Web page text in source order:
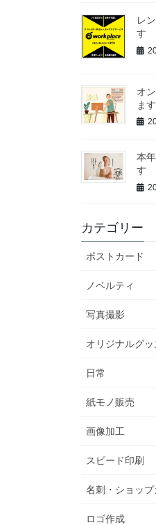
レ
す
オ
ます
本
す
カテゴリー
ポストカード
ノベルティ
写真撮影
オリジナルグッ
日常
紙モノ販売
画像加工
スピード印刷
名刺・ショップ
ロゴ作成